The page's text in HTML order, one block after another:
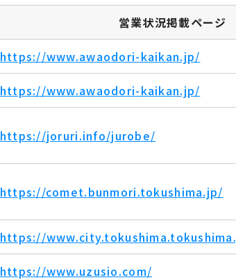
営業状況掲載ページ
https://www.awaodori-kaikan.jp/
https://www.awaodori-kaikan.jp/
https://joruri.info/jurobe/
https://comet.bunmori.tokushima.jp/
https://
https://www.uzusio.com/